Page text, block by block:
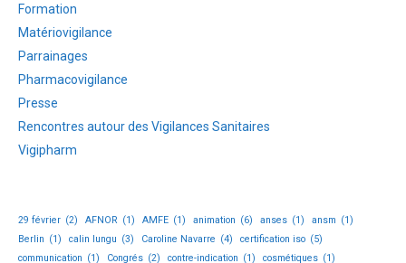
Formation
Matériovigilance
Parrainages
Pharmacovigilance
Presse
Rencontres autour des Vigilances Sanitaires
Vigipharm
29 février (2) AFNOR (1) AMFE (1) animation (6) anses (1) ansm (1)
Berlin (1) calin lungu (3) Caroline Navarre (4) certification iso (5)
communication (1) Congrés (2) contre-indication (1) cosmétiques (1)